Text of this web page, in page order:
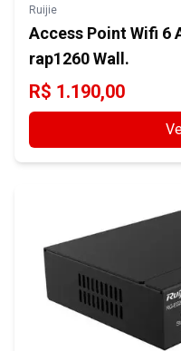
Ruijie
Access Point Wifi 6
rap1260 Wall.
R$ 1.190,00